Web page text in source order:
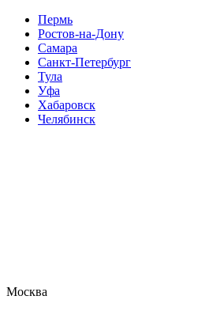
Пермь
Ростов-на-Дону
Самара
Санкт-Петербург
Тула
Уфа
Хабаровск
Челябинск
Москва